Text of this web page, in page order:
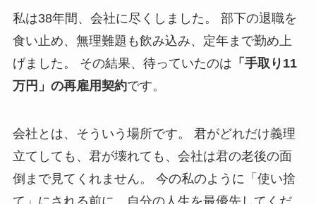
私は38年間、会社に尽くしました。 部下の退職を
食い止め、無理難題も飲み込み、定年まで勤め上
げました。 その結果、待っていたのは 「手取り11
万円」の再雇用契約です。
会社とは、そういう場所です。 君がどれだけ義理
立てしても、君が壊れても、会社は君の老後の面
倒まで見てくれません。 今の私のように「使い捨
て」にされる前に、自分の人生を最優先してくだ